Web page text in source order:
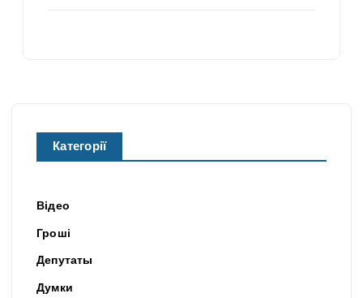
Категорії
Відео
Гроші
Депутаты
Думки